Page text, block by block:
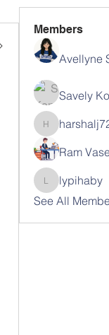
Members
Avellyne
Savely
harshalj7213
Ram
lypihaby
lypihaby
See All